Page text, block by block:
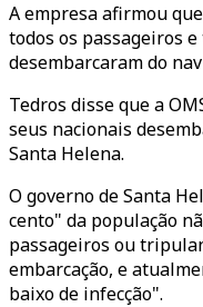
A empresa afirmou
todos os passageiros
desembarcaram do
Tedros disse que a
seus nacionais
Santa Helena.
O governo de Santa
cento" da população
passageiros ou
embarcação, e
baixo de infecção".